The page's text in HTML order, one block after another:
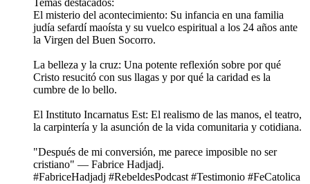
Temas destacados:
El misterio del acontecimiento: Su infancia en una familia
judía sefardí maoísta y su vuelco espiritual a los 24 años ante
la Virgen del Buen Socorro.
La belleza y la cruz: Una potente reflexión sobre por qué
Cristo resucitó con sus llagas y por qué la caridad es la
cumbre de lo bello.
El Instituto Incarnatus Est: El realismo de las manos, el teatro,
la carpintería y la asunción de la vida comunitaria y cotidiana.
"Después de mi conversión, me parece imposible no ser
cristiano" — Fabrice Hadjadj.
#FabriceHadjadj #RebeldesPodcast #Testimonio #FeCatolica